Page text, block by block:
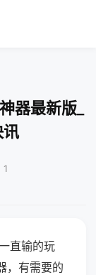
器最新版_
讯
1
直输的玩
，有需要的